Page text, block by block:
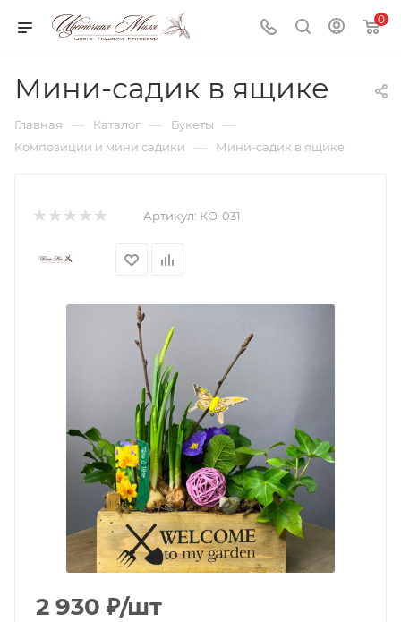
0
Мини-садик в ящике
Главная — Каталог — Букеты —
Композиции и мини садики — Мини-садик в ящике
Артикул: КО-031
2 930 ₽/шт